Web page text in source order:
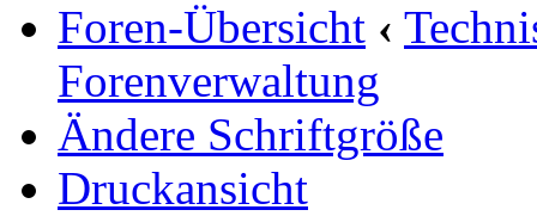
Foren-Übersicht ‹
Forenverwaltung
Ändere Schriftgröße
Druckansicht